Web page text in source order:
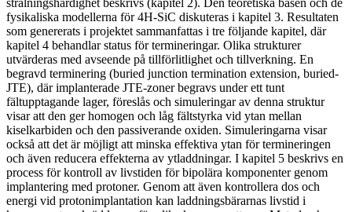
fysikaliska modellerna för 4H-SiC diskuteras i kapitel 3. Resultaten
som genererats i projektet sammanfattas i tre följande kapitel, där
kapitel 4 behandlar status för termineringar. Olika strukturer
utvärderas med avseende på tillförlitlighet och tillverkning. En
begravd terminering (buried junction termination extension, buried-
JTE), där implanterade JTE-zoner begravs under ett tunt
fältupptagande lager, föreslås och simuleringar av denna struktur
visar att den ger homogen och låg fältstyrka vid ytan mellan
kiselkarbiden och den passiverande oxiden. Simuleringarna visar
också att det är möjligt att minska effektiva ytan för termineringen
och även reducera effekterna av ytladdningar. I kapitel 5 beskrivs en
process för kontroll av livstiden för bipolära komponenter genom
implantering med protoner. Genom att även kontrollera dos och
energi vid protonimplantation kan laddningsbärarnas livstid i